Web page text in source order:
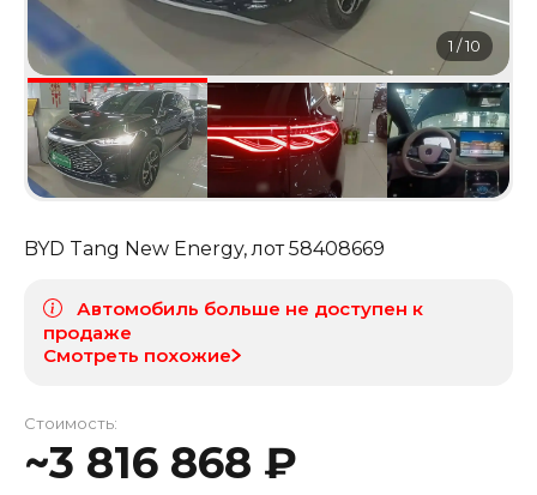
1 /10
BYD Tang New Energy, лот58408669
Автомобиль больше не доступен к
продаже
Смотреть похожие
Стоимость:
~3 816 868 ₽